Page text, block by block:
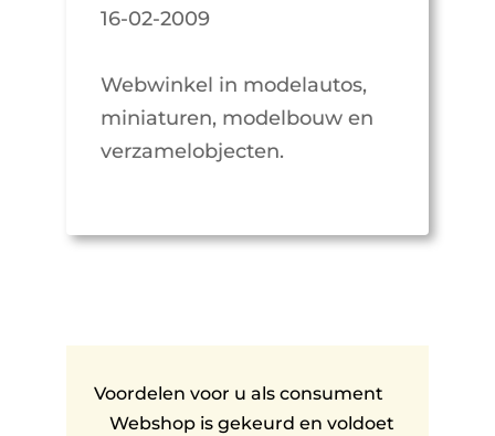
16-02-2009
Webwinkel in modelautos,
miniaturen, modelbouw en
verzamelobjecten.
Voordelen voor u als consument
Webshop is gekeurd en voldoet